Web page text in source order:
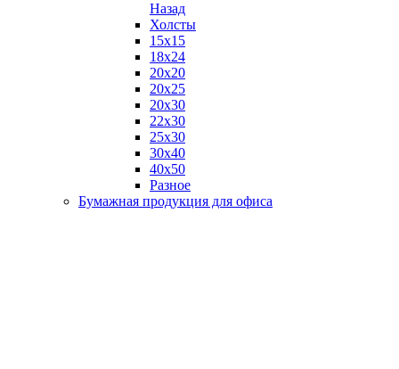
Назад
Холсты
15х15
18х24
20х20
20х25
20х30
22х30
25х30
30х40
40х50
Разное
Бумажная продукция для офиса